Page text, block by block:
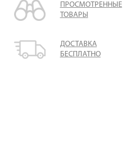
ПРОСМОТРЕННЫЕ
ТОВАРЫ
ДОСТАВКА
БЕСПЛАТНО